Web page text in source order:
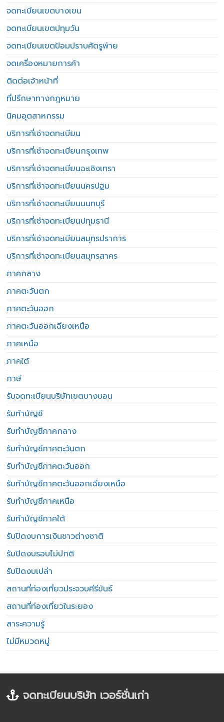
จดทะเบียนเขตบางเขน
จดทะเบียนเขตปทุมวัน
จดทะเบียนเขตป้อมปราบศัตรูพ่าย
จดเครื่องหมายการค้า
ติดต่อเจ้าหน้าที่
ที่ปรึกษาทางกฎหมาย
นิคมอุตสาหกรรม
บริการที่เช่าจดทะเบียน
บริการที่เช่าจดทะเบียนกรุงเทพ
บริการที่เช่าจดทะเบียนฉะเชิงเทรา
บริการที่เช่าจดทะเบียนนครปฐม
บริการที่เช่าจดทะเบียนนนทบุรี
บริการที่เช่าจดทะเบียนปทุมธานี
บริการที่เช่าจดทะเบียนสมุทรปราการ
บริการที่เช่าจดทะเบียนสมุทรสาคร
ภาคกลาง
ภาคตะวันตก
ภาคตะวันออก
ภาคตะวันออกเฉียงเหนือ
ภาคเหนือ
ภาคใต้
ภาษี
รับจดทะเบียนบริษัทเขตบางบอน
รับทำบัญชี
รับทำบัญชีภาคกลาง
รับทำบัญชีภาคตะวันตก
รับทำบัญชีภาคตะวันออก
รับทำบัญชีภาคตะวันออกเฉียงเหนือ
รับทำบัญชีภาคเหนือ
รับทำบัญชีภาคใต้
รับปิดงบการเงินชาวต่างชาติ
รับปิดงบรอบไม่ปกติ
รับปิดงบเปล่า
สถานที่ท่องเที่ยวประจวบคีรีขันธ์
สถานที่ท่องเที่ยวในระยอง
สาระความรู้
ไม่มีหมวดหมู่
จดทะเบียนบริษัท เวอร์ชั่นเก่า